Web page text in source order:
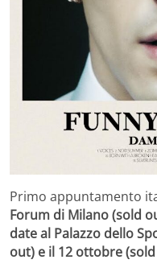
Primo appuntamento
Forum di Milano (sold
date al Palazzo dello
out) e il 12 ottobre